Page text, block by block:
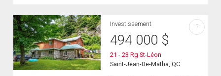
Investissement
494 000 $
21 - 23 Rg St-Léon
Saint-Jean-De-Matha, QC
?